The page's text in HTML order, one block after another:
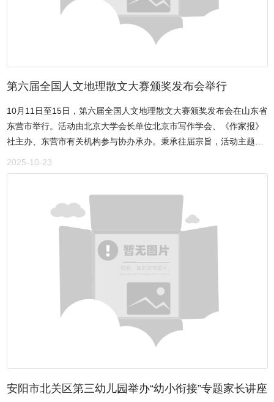
李恺分别上台分享。张永贤带来深耕金融领域的实战经验，李恺则倾
诉了融入商会大家庭的真挚感悟，他们的实干精神与创新思维，激励
着全体会员携手并进、共创佳绩。 领导殷切寄语，指引前行方
会成立一周年表示热烈祝贺，并对商会未来发展寄予厚望。 领导
们在讲话中充分肯定了商会在团结乡友、服务会员、连接京林、促进
神，搭建更广阔的交流合作平台，凝聚更强大的发展合力，为京林两
地经济社会高质量发展作出新的更大贡献。 会长总结展望，共赴
崭新征程 北京河南林州企业商会会长张富周代表理事会作年度工
作总结与未来计划报告。他全面回顾了商会一年来的工作成果，深入
务。 张会长表示，商会将始终坚守 “凝聚乡情、整合资源、互帮
互助、共同发展” 的宗旨，努力成为会员在京的 “避风港”“加油站” 和
“连心桥”，团结带领全体会员把握时代机遇，勇于开拓创新，共同书
写北京河南林州企业商会更加辉煌的明天。 文艺盛宴献礼，共庆
欢乐时光 报告环节圆满落幕，一场精彩纷呈的文艺演出随即登
场，将年会氛围推向沸腾高潮！开场歌伴舞《欢聚一堂》率先发力，
王愈强老师嘹亮的歌声搭配八位舞蹈演员翩跹的舞姿，以热烈欢快的
气场瞬间点燃全场热情；傅朝晖老师的《彩虹春秋》旋律婉转，从山
河壮美回归心灵深处，带来细腻的情感共鸣。 戏曲魅力更是惊艳
全场，刘改平老师演绎的豫剧《用巧计哄元帅出帐去了》字正腔圆，
石晓林老师的《抬花轿》选段俏皮灵动，两段经典将中原文化的醇厚
深情唱腔，道出林州儿女对故土的眷恋与身为中原人的自豪。 郭
中心”转变，以及通过医保支付方式改革引导医共体强化内控、提升绩
效、守护基金安全等方面的探索与成效。调研过程中，郭树清副主任
委员对殷都区紧密型县域医共体建设的整体思路、实施路径及阶段性
共享机制、开展专家派驻与带教培训、搭建远程医疗平台、推进检查
检验结果互认、实施慢性病规范管理等一系列举措，有效提升了基层
乡村三级医疗服务链路，构建起可复制推广的 “殷都模式”，是三明医
改经验的生动实践，真正实现了县乡村医疗服务一体化发展。对此，
郭树清就持续深化医疗卫生体制机制改革、健全长效运行机制、切实
保障群众健康福祉等方面提出了指导性意见。此次调研，既是对殷都
区医共体建设阶段成果的全面检阅，更为下一步深化改革指明了方
委员的指导意见，持续推动医共体高质量发展，让群众在家门口享有
更有品质的医疗保障服务，不断增强人民群众的健康获得感与幸福
第六届全国人文地理散文大赛颁奖发布会举行
10月11日至15日，第六届全国人文地理散文大赛颁奖发布会在山东省
东营市举行。活动由北京大学会长单位北京市写作学会、《作家报》
社主办、东营市有关机构参与协办承办。秉承往届宗旨，活动主题在
谐共处、协调发展的人文理念。来自全国各地与东营市、胜利油田所
布会现场。北京市写作学会副秘书长、办公室主任谢百莉女士受会长
委托参加了活动。中国作协会员、中国散文学会理事、著名女散文家
辛茜，中国作协会员、山东省作协散文创作委员会常务副主任、著名
散文家李登建，中国作协会员、《海外文摘》文学版兼《散文选刊》
下半月刊执行主编蒋建伟，中国作协会员、中国林业生态作家协会原
长、东营市楹联艺术学会名誉首席顾问吕江浩等出席发布会并为获奖
代表颁发证书。经专家评审，近700余篇来稿中共有120多篇作品遴选
入围，最后60余篇作品通过终评。其中厉彦林作品《大眼睛的济
南》、鲁钟思作品《白云生出有嶲城》、李潮蕴作品《北方有佳
等奖；马汝建作品《大美沂山》、向荣作品《黄河河雾》、李有明作
品《黄河入海：铭记千年的约定》等获得二等奖；宁德华作品《黄河
2025-10-23
安阳市北关区第三幼儿园举办“幼小衔接”专题家长讲座